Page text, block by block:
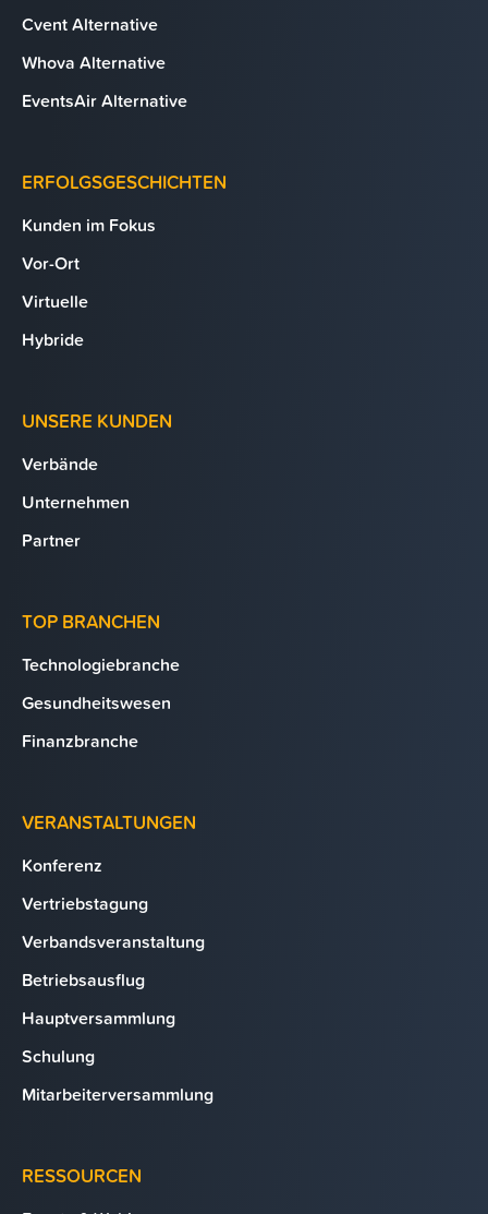
Cvent Alternative
Whova Alternative
EventsAir Alternative
ERFOLGSGESCHICHTEN
Kunden im Fokus
Vor-Ort
Virtuelle
Hybride
UNSERE KUNDEN
Verbände
Unternehmen
Partner
TOP BRANCHEN
Technologiebranche
Gesundheitswesen
Finanzbranche
VERANSTALTUNGEN
Konferenz
Vertriebstagung
Verbandsveranstaltung
Betriebsausflug
Hauptversammlung
Schulung
Mitarbeiterversammlung
RESSOURCEN